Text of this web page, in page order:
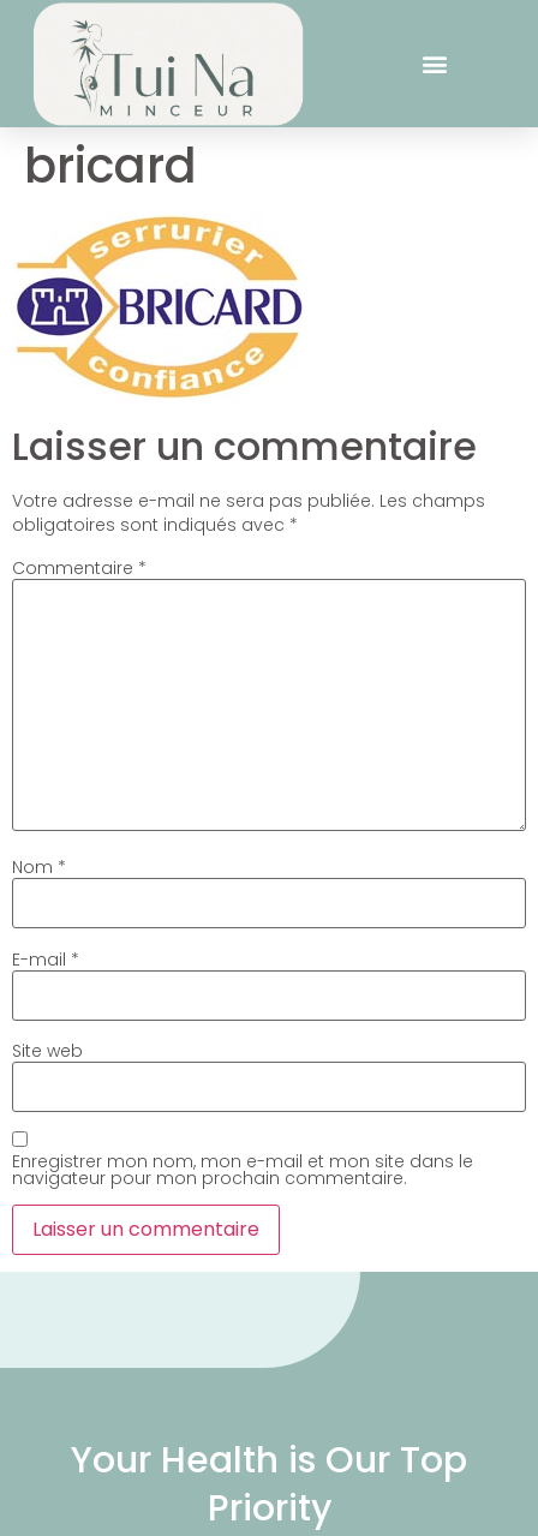
bricard
Laisser un commentaire
Votre adresse e-mail ne sera pas publiée. Les champs
obligatoires sont indiqués avec *
Commentaire *
Nom *
E-mail *
Site web
Enregistrer mon nom, mon e-mail et mon site dans le
navigateur pour mon prochain commentaire.
Your Health is Our Top
Priority